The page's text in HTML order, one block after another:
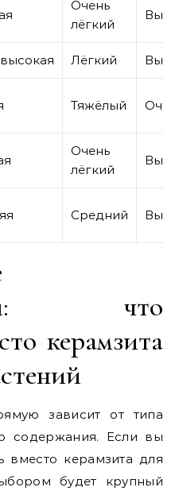
Очень
лёгкий
Лёгкий
Тяжёлый
Очень
лёгкий
Средний
что
керамзита
зависит от типа
содержания. Если вы
вместо керамзита для
будет крупный